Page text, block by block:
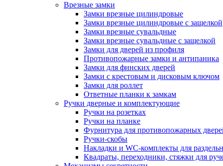
Врезные замки
Замки врезные цилиндровые
Замки врезные цилиндровые с защелкой
Замки врезные сувальдные
Замки врезные сувальдные с защелкой
Замки для дверей из профиля
Противопожарные замки и антипаника
Замки для финских дверей
Замки с крестовым и дисковым ключом
Замки для роллет
Ответные планки к замкам
Ручки дверные и комплектующие
Ручки на розетках
Ручки на планке
Фурнитура для противопожарных
Ручки-скобы
Накладки и WC-комплекты для
Квадраты, переходники, стяжки для